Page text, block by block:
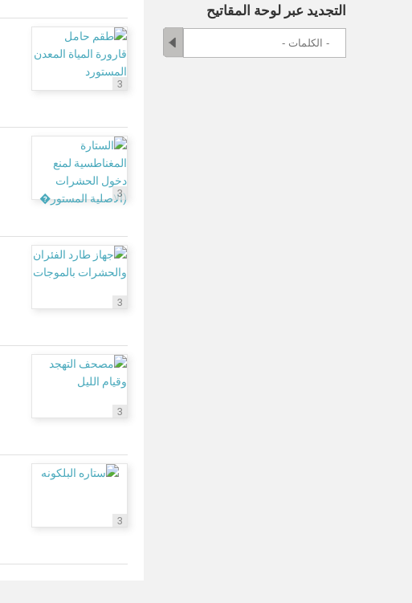
التجديد عبر لوحة المقاتيح
3
3
3
3
3